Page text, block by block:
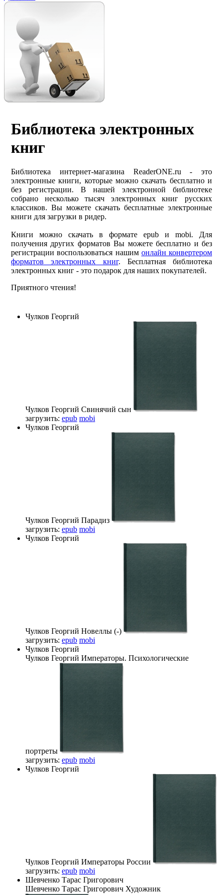
Библиотека электронных
книг
Библиотека интернет-магазина ReaderONE.ru - это
электронные книги, которые можно скачать бесплатно и
без регистрации. В нашей электронной библиотеке
собрано несколько тысяч электронных книг русских
классиков. Вы можете скачать бесплатные электронные
книги для загрузки в ридер.
Книги можно скачать в формате epub и mobi. Для
получения других форматов Вы можете бесплатно и без
регистрации воспользоваться нашим онлайн конвертером
форматов электронных книг. Бесплатная библиотека
электронных книг - это подарок для наших покупателей.
Приятного чтения!
Чулков Георгий
Чулков Георгий Свинячий сын
загрузить: epub mobi
Чулков Георгий
Чулков Георгий Парадиз
загрузить: epub mobi
Чулков Георгий
Чулков Георгий Новеллы (-)
загрузить: epub mobi
Чулков Георгий
Чулков Георгий Императоры. Психологические
портреты
загрузить: epub mobi
Чулков Георгий
Чулков Георгий Императоры России
загрузить: epub mobi
Шевченко Тарас Григорович
Шевченко Тарас Григорович Художник